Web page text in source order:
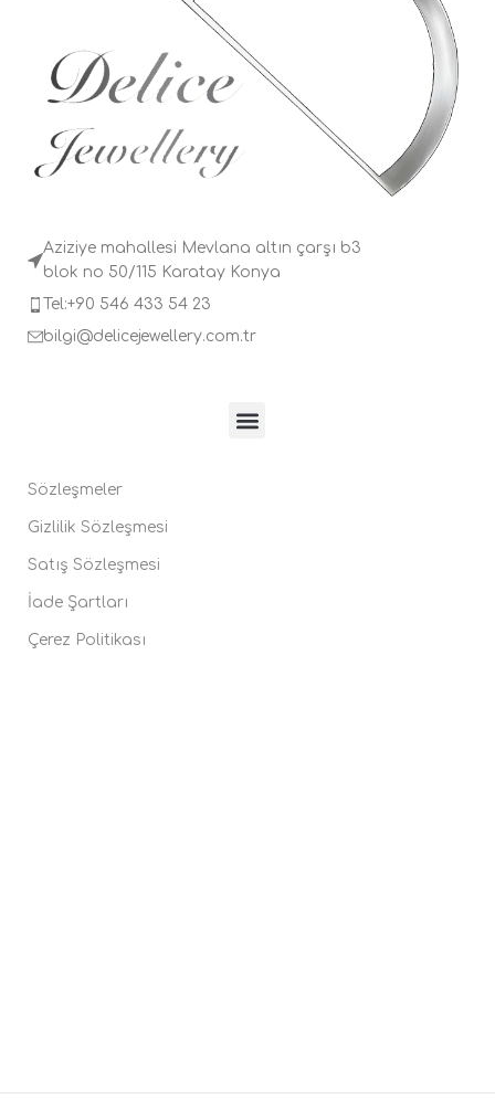
Aziziye mahallesi Mevlana altın çarşı b3
blok no 50/115 Karatay Konya
Tel:+90 546 433 54 23
bilgi@delicejewellery.com.tr
Sözleşmeler
Gizlilik Sözleşmesi
Satış Sözleşmesi
İade Şartları
Çerez Politikası